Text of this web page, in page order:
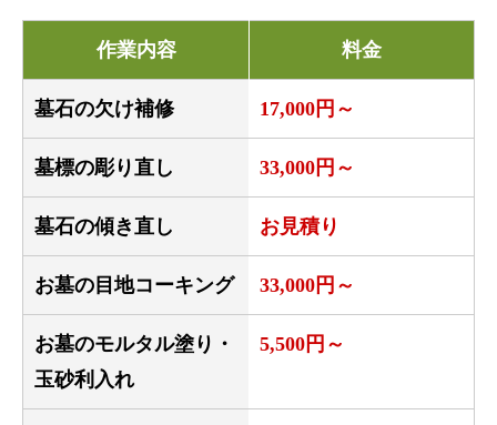
作業内容 料金
墓石の欠け補修 17,000円～
墓標の彫り直し 33,000円～
墓石の傾き直し お見積り
お墓の目地コーキング 33,000円～
お墓のモルタル塗り・
玉砂利入れ
5,500円～